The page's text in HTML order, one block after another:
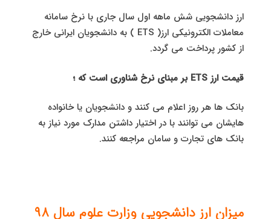
ارز دانشجویی شش ماهه اول سال جاری با نرخ سامانه
معاملات الکترونیکی ارز( ETS ) به دانشجویان ایرانی خارج
از کشور پرداخت می گردد.
قیمت ارز ETS بر مبنای نرخ شناوری است که ؛
بانک ها هر روز اعلام می کنند و دانشجویان یا خانواده
هایشان می توانند با در اختیار داشتن مدارک مورد نیاز به
بانک های تجارت و سامان مراجعه کنند.
میزان ارز دانشجویی وزارت علوم سال ۹۸